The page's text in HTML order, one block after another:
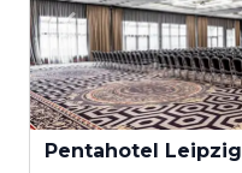
Pentahotel Leipzig